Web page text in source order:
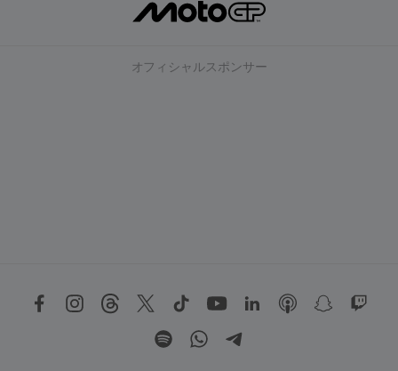
オフィシャルスポンサー